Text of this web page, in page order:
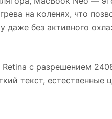
на коленях, что
даже без активного
с разрешением
текст,